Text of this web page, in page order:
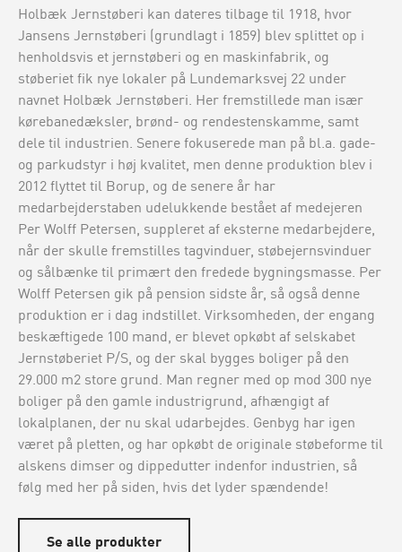
Holbæk Jernstøberi kan dateres tilbage til 1918, hvor
Jansens Jernstøberi (grundlagt i 1859) blev splittet op i
henholdsvis et jernstøberi og en maskinfabrik, og
støberiet fik nye lokaler på Lundemarksvej 22 under
navnet Holbæk Jernstøberi. Her fremstillede man især
kørebanedæksler, brønd- og rendestenskamme, samt
dele til industrien. Senere fokuserede man på bl.a. gade-
og parkudstyr i høj kvalitet, men denne produktion blev i
2012 flyttet til Borup, og de senere år har
medarbejderstaben udelukkende bestået af medejeren
Per Wolff Petersen, suppleret af eksterne medarbejdere,
når der skulle fremstilles tagvinduer, støbejernsvinduer
og sålbænke til primært den fredede bygningsmasse. Per
Wolff Petersen gik på pension sidste år, så også denne
produktion er i dag indstillet. Virksomheden, der engang
beskæftigede 100 mand, er blevet opkøbt af selskabet
Jernstøberiet P/S, og der skal bygges boliger på den
29.000 m2 store grund. Man regner med op mod 300 nye
boliger på den gamle industrigrund, afhængigt af
lokalplanen, der nu skal udarbejdes. Genbyg har igen
været på pletten, og har opkøbt de originale støbeforme til
alskens dimser og dippedutter indenfor industrien, så
følg med her på siden, hvis det lyder spændende!
Se alle produkter